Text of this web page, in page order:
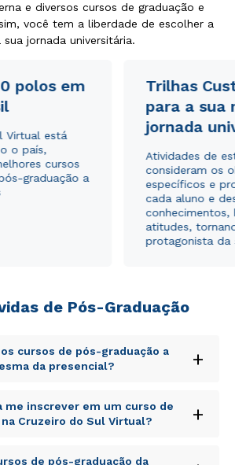
e diversos cursos de graduação e
você tem a liberdade de escolher a
jornada universitária.
polos em
Virtual está
o país,
cursos
graduação a
Trilhas
para a sua
jornada
Atividades de
consideram os
específicos e
cada aluno e
conhecimentos,
atitudes,
protagonista da
de Pós-Graduação
cursos de pós-graduação a
da presencial?
+
unde omnis iste natus error sit
doloremque laudantium,
eaque ipsa quae ab illo inventore
enim ipsam voluptatem quia
me inscrever em um curso de
Cruzeiro do Sul Virtual?
+
unde omnis iste natus error sit
de pós-graduação da
com a
dados sejam utilizados para o
da Cruzeiro do Sul.